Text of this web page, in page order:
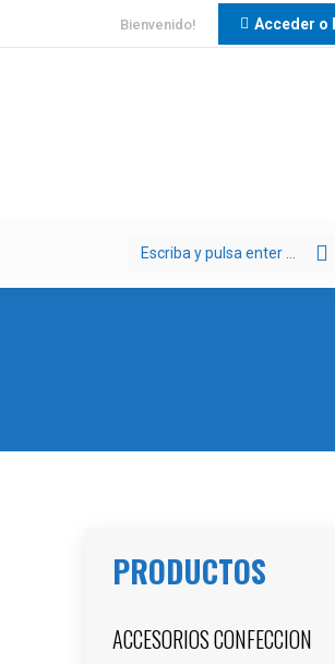
Bienvenido! Acceder o
Buscar:
PRODUCTOS
ACCESORIOS CONFECCION